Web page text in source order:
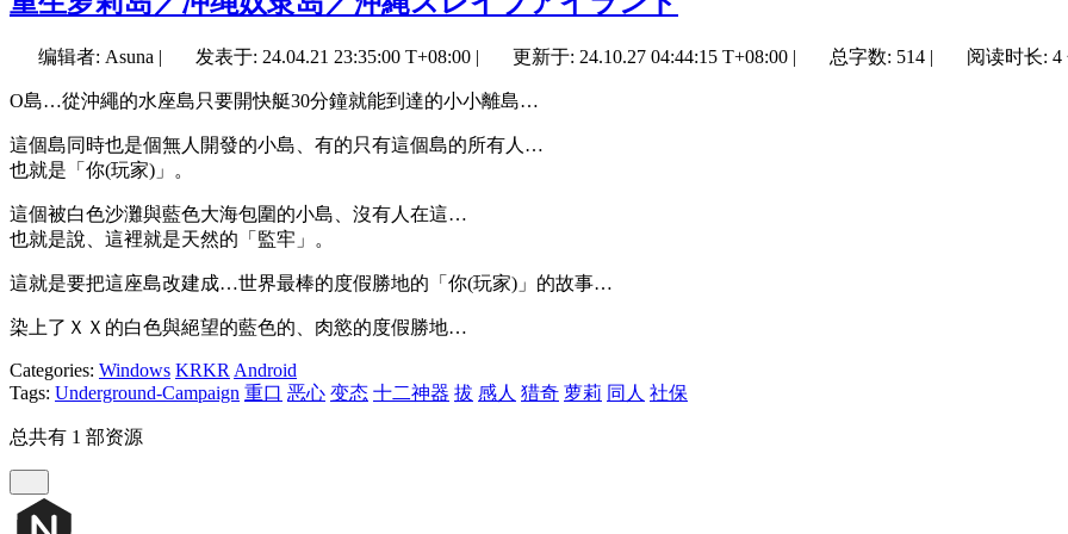
编辑者: Asuna | 发表于: 24.04.21 23:35:00 T+08:00 | 更新于: 24.10.27 04:44:15 T+08:00 | 总字数: 514 | 阅读时长: 4
O島…從沖繩的水座島只要開快艇30分鐘就能到達的小小離島…
這個島同時也是個無人開發的小島、有的只有這個島的所有人…
也就是「你(玩家)」。
這個被白色沙灘與藍色大海包圍的小島、沒有人在這…
也就是說、這裡就是天然的「監牢」。
這就是要把這座島改建成…世界最棒的度假勝地的「你(玩家)」的故事…
染上了ＸＸ的白色與絕望的藍色的、肉慾的度假勝地…
Categories: Windows KRKR Android
Tags: Underground-Campaign 重口 恶心 变态 十二神器 拔 感人 猎奇 萝莉 同人 社保
总共有 1 部资源